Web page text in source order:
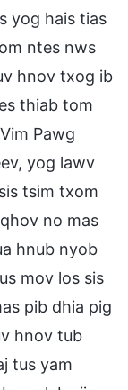
yog hais tias
ntes nws
hnov txog ib
thiab tom
Pawg
yog lawv
tsim txom
no mas
hnub nyob
mov los sis
pib dhia pig
hnov tub
tus yam